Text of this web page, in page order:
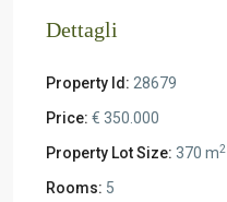
Dettagli
Property Id: 28679
Price: € 350.000
Property Lot Size: 370 m2
Rooms: 5